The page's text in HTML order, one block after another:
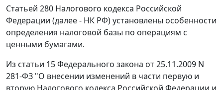
Статьей 280 Налогового кодекса Российской
Федерации (далее - НК РФ) установлены особенности
определения налоговой базы по операциям с
ценными бумагами.
Из статьи 15 Федерального закона от 25.11.2009 N
281-ФЗ "О внесении изменений в части первую и